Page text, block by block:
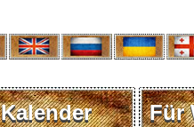
Kalender Für